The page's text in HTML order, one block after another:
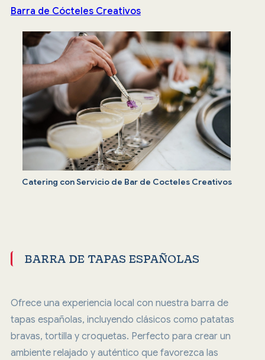
Barra de Cócteles Creativos
Catering con Servicio de Bar de Cocteles Creativos
BARRA DE TAPAS ESPAÑOLAS
Ofrece una experiencia local con nuestra barra de
tapas españolas, incluyendo clásicos como patatas
bravas, tortilla y croquetas. Perfecto para crear un
ambiente relajado y auténtico que favorezca las